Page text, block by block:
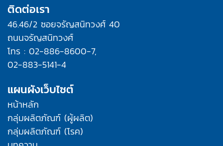
ติดต่อเรา
46.46/2 ซอยจรัญสนิทวงศ์ 40
ถนนจรัญสนิทวงศ์
โทร : 02-886-8600-7,
02-883-5141-4
แผนผังเว็บไซต์
หน้าหลัก
กลุ่มผลิตภัณฑ์ (ผู้ผลิต)
กลุ่มผลิตภัณฑ์ (โรค)